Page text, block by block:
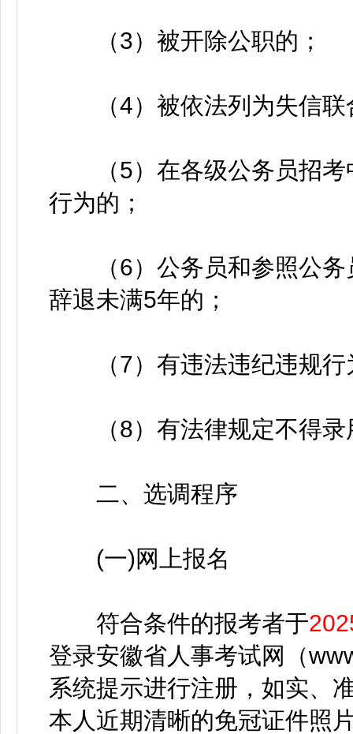
（3）被开除公职的；
（4）被依法列为失信联
（5）在各级公务员招考
行为的；
（6）公务员和参照公务
辞退未满5年的；
（7）有违法违纪违规行
（8）有法律规定不得录
二、选调程序
(一)网上报名
符合条件的报考者于
登录安徽省人事考试网（
系统提示进行注册，如实、
本人近期清晰的免冠证件照